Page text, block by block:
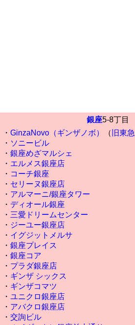
銀座5-8丁目
・ GinzaNovo（ギンザノボ） （ 旧東
・ ソニービル
・ 銀座めざマルシェ
・ エルメス銀座店
・ コーチ銀座
・ セリーヌ銀座店
・ アルマーニ/銀座タワー
・ ディオール銀座
・ 三愛ドリームセンター
・ ジーユー銀座店
・ イグジットメルサ
・ 銀座プレイス
・ 銀座コア
・ プラダ銀座店
・ ギンザ シックス
・ ギンザコマツ
・ ユニクロ銀座店
・ アバクロ銀座店
・ 交詢ビル